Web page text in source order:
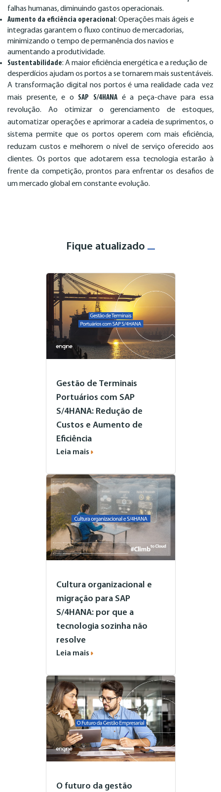
falhas humanas, diminuindo gastos operacionais.
Aumento da eficiência operacional : Operações mais ágeis e
integradas garantem o fluxo contínuo de mercadorias,
minimizando o tempo de permanência dos navios e
aumentando a produtividade.
Sustentabilidade: A maior eficiência energética e a redução de
desperdícios ajudam os portos a se tornarem mais sustentáveis.
A transformação digital nos portos é uma realidade cada vez
mais presente, e o SAP S/4HANA é a peça-chave para essa
revolução. Ao otimizar o gerenciamento de estoques,
automatizar operações e aprimorar a cadeia de suprimentos, o
sistema permite que os portos operem com mais eficiência,
reduzam custos e melhorem o nível de serviço oferecido aos
clientes. Os portos que adotarem essa tecnologia estarão à
frente da competição, prontos para enfrentar os desafios de
um mercado global em constante evolução.
Fique atualizado
Gestão de Terminais
Portuários com SAP
S/4HANA: Redução de
Custos e Aumento de
Eficiência
Leia mais
Cultura organizacional e
migração para SAP
S/4HANA: por que a
tecnologia sozinha não
resolve
Leia mais
O futuro da gestão